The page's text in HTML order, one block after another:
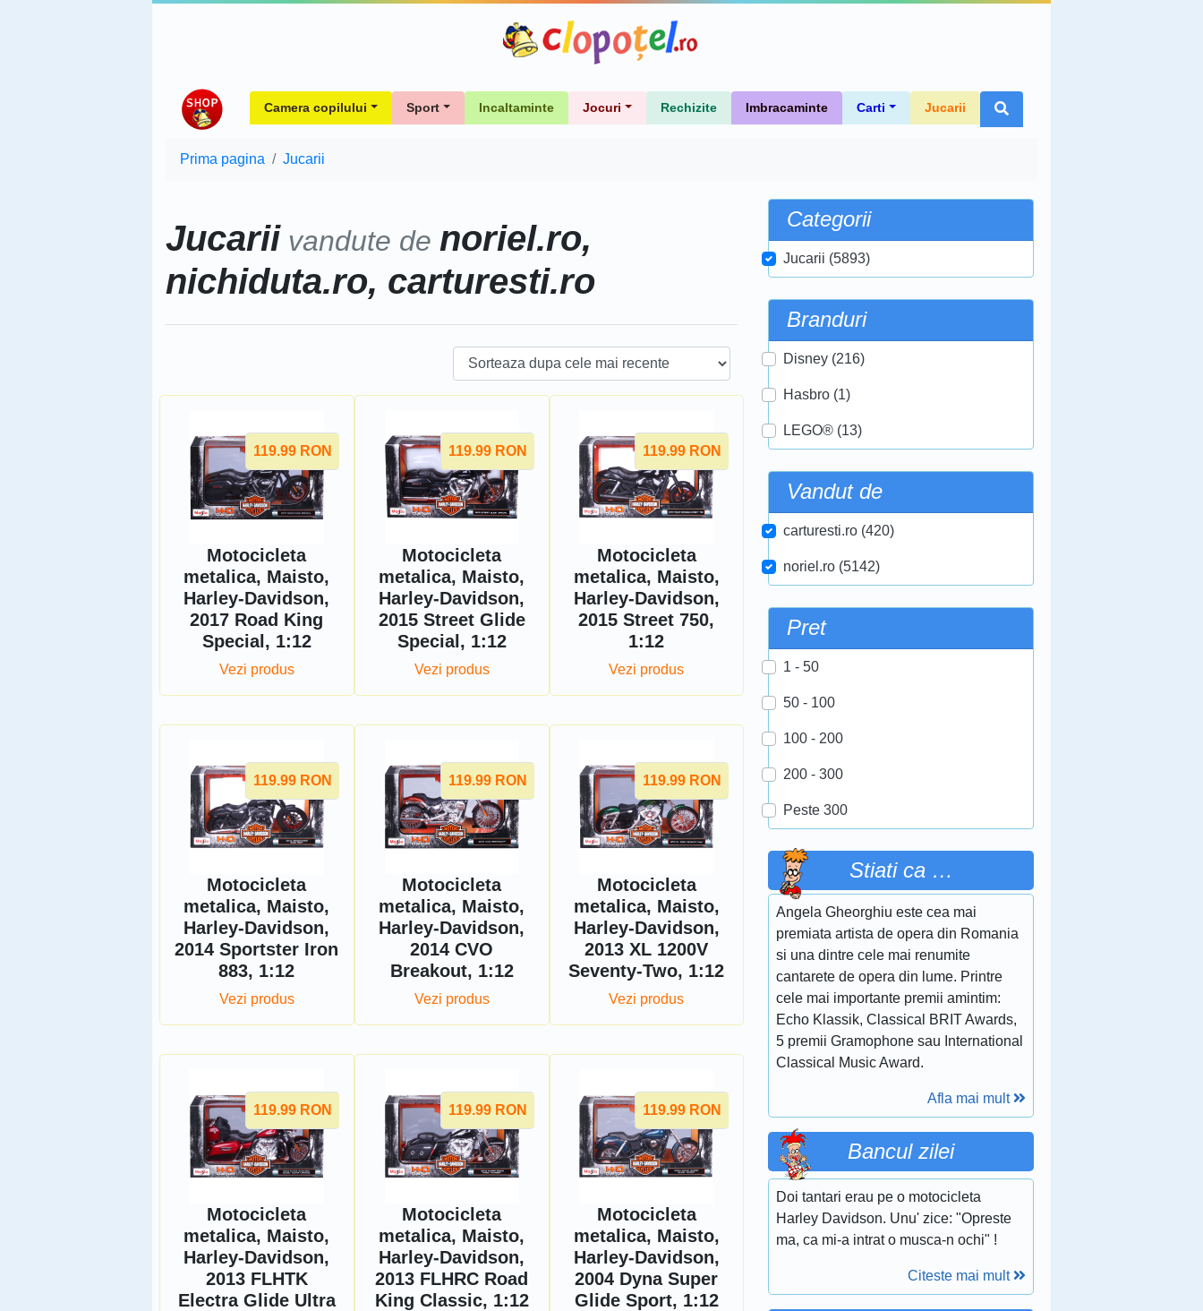
Camera copilului Sport Incaltaminte Jocuri Rechizite Imbracaminte Carti Jucarii
Prima pagina Jucarii
Jucarii vandute de noriel.ro,
nichiduta.ro, carturesti.ro
119.99 RON
Motocicleta
metalica, Maisto,
Harley-Davidson,
2017 Road King
Special, 1:12
Vezi produs
119.99 RON
Motocicleta
metalica, Maisto,
Harley-Davidson,
2015 Street Glide
Special, 1:12
Vezi produs
119.99 RON
Motocicleta
metalica, Maisto,
Harley-Davidson,
2015 Street 750,
1:12
Vezi produs
119.99 RON
Motocicleta
metalica, Maisto,
Harley-Davidson,
2014 Sportster Iron
883, 1:12
Vezi produs
119.99 RON
Motocicleta
metalica, Maisto,
Harley-Davidson,
2014 CVO
Breakout, 1:12
Vezi produs
119.99 RON
Motocicleta
metalica, Maisto,
Harley-Davidson,
2013 XL 1200V
Seventy-Two, 1:12
Vezi produs
119.99 RON
Motocicleta
metalica, Maisto,
Harley-Davidson,
2013 FLHTK
Electra Glide Ultra
119.99 RON
Motocicleta
metalica, Maisto,
Harley-Davidson,
2013 FLHRC Road
King Classic, 1:12
119.99 RON
Motocicleta
metalica, Maisto,
Harley-Davidson,
2004 Dyna Super
Glide Sport, 1:12
Categorii
Jucarii (5893)
Branduri
Disney (216)
Hasbro (1)
LEGO® (13)
Vandut de
carturesti.ro (420)
noriel.ro (5142)
Pret
1 - 50
50 - 100
100 - 200
200 - 300
Peste 300
Stiati ca …
Angela Gheorghiu este cea mai
premiata artista de opera din Romania
si una dintre cele mai renumite
cantarete de opera din lume. Printre
cele mai importante premii amintim:
Echo Klassik, Classical BRIT Awards,
5 premii Gramophone sau International
Classical Music Award.
Afla mai mult
Bancul zilei
Doi tantari erau pe o motocicleta
Harley Davidson. Unu' zice: "Opreste
ma, ca mi-a intrat o musca-n ochi" !
Citeste mai mult